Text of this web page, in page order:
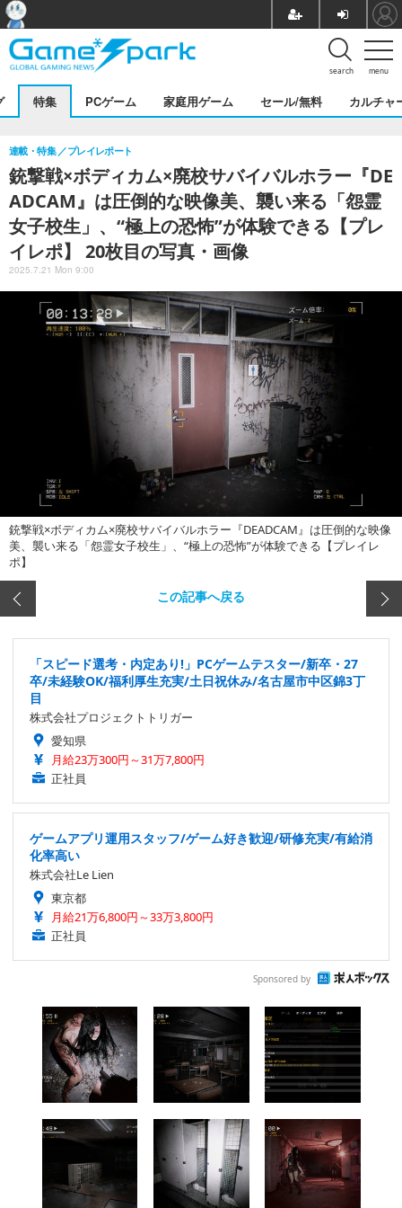
menu
search
特集 PCゲーム 家庭用ゲーム セール/無料 カルチャ
銃撃戦×ボディカム×廃校サバイバルホラー『DE
ADCAM』は圧倒的な映像美、襲い来る「怨霊
女子校生」、“極上の恐怖”が体験できる【プレ
イレポ】 20枚目の写真・画像
連載・特集 プレイレポート
2025.7.21 Mon 9:00
銃撃戦×ボディカム×廃校サバイバルホラー『DEADCAM』は圧倒的な映像
美、襲い来る「怨霊女子校生」、“極上の恐怖”が体験できる【プレイレ
ポ】
この記事へ戻る
「スピード選考・内定あり!」PCゲームテスター/新卒・27
卒/未経験OK/福利厚生充実/土日祝休み/名古屋市中区錦3丁
目
株式会社プロジェクトトリガー
愛知県
月給23万300円～31万7,800円
正社員
ゲームアプリ運用スタッフ/ゲーム好き歓迎/研修充実/有給消
化率高い
株式会社Le Lien
東京都
月給21万6,800円～33万3,800円
正社員
Sponsored by